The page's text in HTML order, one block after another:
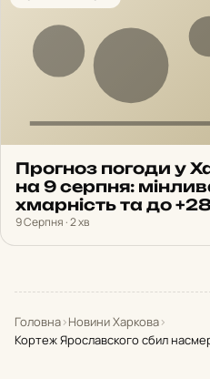
Прогноз погоди у
на 9 серпня:
хмарність та до
9 Серпня · 2 хв
Головна›Новини Харкова›
Кортеж Ярославского сбил